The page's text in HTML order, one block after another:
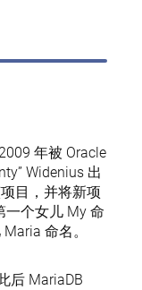
年被 Oracle
Widenius 出
目，并将新项
一个女儿 My 命
命名。
后 MariaDB